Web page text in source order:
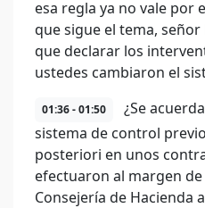
esa regla ya no vale por
que sigue el tema,
que declarar los
ustedes cambiaron el
01:36 - 01:50
¿Se
sistema de control
posteriori en unos
efectuaron al margen
Consejería de Hacienda